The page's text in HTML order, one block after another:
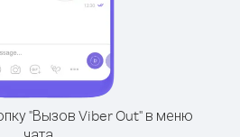
"Вызов Viber Out" в меню